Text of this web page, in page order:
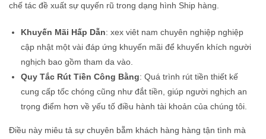
chế tác đề xuất sự quyến rũ trong dạng hình Ship hàng.
Khuyến Mãi Hấp Dẫn: xex viêt nam chuyên nghiệp nghiệp
cập nhật một vài đáp ứng khuyến mãi để khuyến khích người
nghịch bao gồm tham da vào.
Quy Tắc Rút Tiền Công Bằng: Quá trình rút tiền thiết kế
cung cấp tốc chóng cũng như đắt tiền, giúp người nghịch an
trọng điểm hơn về yếu tố điều hành tài khoản của chúng tôi.
Điều này miêu tả sự chuyên bẵm khách hàng hàng tận tình mà